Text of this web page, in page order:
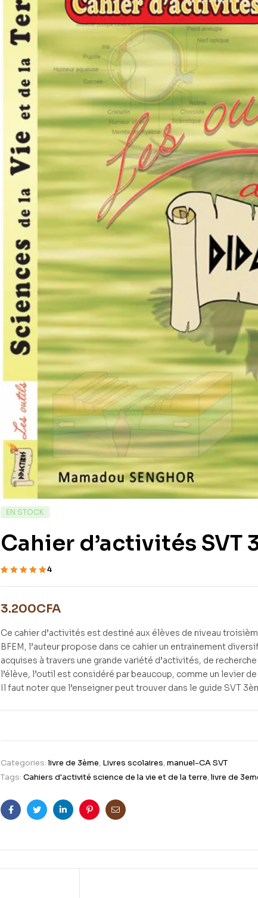
EN STOCK
Cahier d’activités SVT
notations
client
4
3.200CFA
Ce cahier d’activités est destiné aux élèves de niveau
BFEM, l’auteur propose dans ce cahier un entrainement
acquises à travers une grande variété d’activités, de
l’élève, l’outil est considéré par beaucoup, comme un levier
Il faut noter que l’enseigner peut trouver dans le guide SVT
Categories:livre de 3ème, Livres scolaires,manuel-CA SVT
Tags: Cahiers d'activité science de la vie et de la terre,livre de
FacebookTwitterLinkedinPinterestEmail